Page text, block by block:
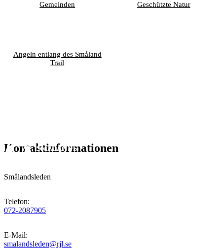
Gemeinden Geschützte Natur
Angeln entlang des Småland
Trail
Kontaktinformationen
Smålandsleden
Telefon:
072-2087905
E-Mail:
smalandsleden@rjl.se